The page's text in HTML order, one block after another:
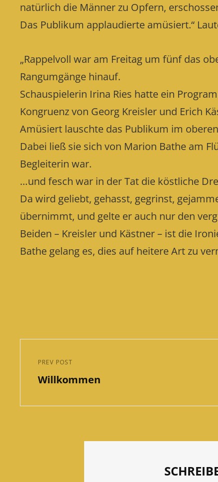
natürlich die Männer zu Opfern,
Das Publikum applaudierte amüsiert.“
„Rappelvoll war am Freitag um fünf das
Rangumgänge hinauf.
Schauspielerin Irina Ries hatte ein
Kongruenz von Georg Kreisler und Erich
Amüsiert lauschte das Publikum im
Dabei ließ sie sich von Marion Bathe am
Begleiterin war.
…und fesch war in der Tat die köstliche
Da wird geliebt, gehasst, gegrinst,
übernimmt, und gelte er auch nur den
Beiden – Kreisler und Kästner – ist die
Bathe gelang es, dies auf heitere Art zu
Previous
Post
PREV POST
Willkommen